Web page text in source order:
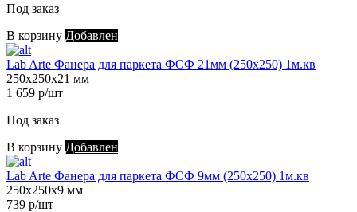
Под заказ
В корзину Добавлен
Lab Arte Фанера для паркета ФСФ 21мм (250х250) 1м.кв
250х250х21 мм
1 659 р/шт
Под заказ
В корзину Добавлен
Lab Arte Фанера для паркета ФСФ 9мм (250х250) 1м.кв
250х250х9 мм
739 р/шт